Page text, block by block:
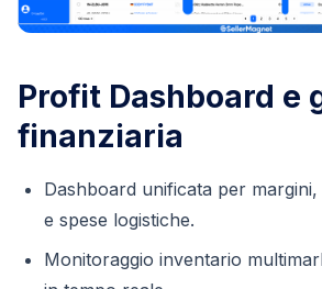
Profit Dashboard e
finanziaria
Dashboard unificata per
e spese logistiche.
Monitoraggio inventario